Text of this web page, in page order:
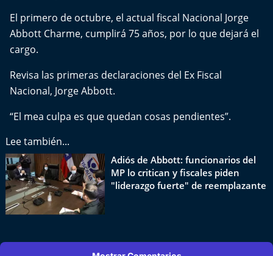
Cultura y Espectáculos
Del Fin del Mundo
Deportes
Conexión Digital
La Ruta del Pulsar
Psicología Abierta
Impacto Tecnológico
El primero de octubre, el actual fiscal Nacional Jorge
Abbott Charme, cumplirá 75 años, por lo que dejará el
cargo.
Revisa las primeras declaraciones del Ex Fiscal
Nacional, Jorge Abbott.
“El mea culpa es que quedan cosas pendientes”.
Lee también...
Adiós de Abbott: funcionarios del
MP lo critican y fiscales piden
"liderazgo fuerte" de reemplazante